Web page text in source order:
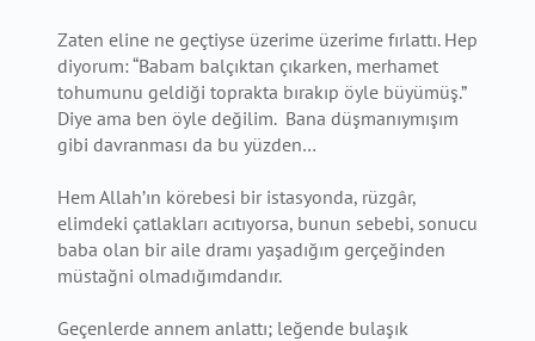
Zaten eline ne geçtiyse üzerime üzerime fırlattı. Hep
diyorum: “Babam balçıktan çıkarken, merhamet
tohumunu geldiği toprakta bırakıp öyle büyümüş.”
Diye ama ben öyle değilim. Bana düşmanıymışım
gibi davranması da bu yüzden…
Hem Allah’ın körebesi bir istasyonda, rüzgâr,
elimdeki çatlakları acıtıyorsa, bunun sebebi, sonucu
baba olan bir aile dramı yaşadığım gerçeğinden
müstağni olmadığımdandır.
Geçenlerde annem anlattı; leğende bulaşık